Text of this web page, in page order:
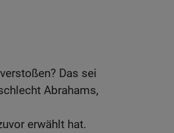
Das sei
Abrahams,
erwählt hat.